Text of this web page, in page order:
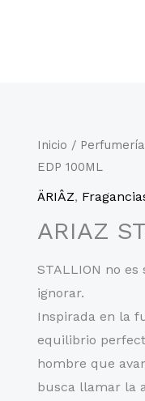
Inicio / Perfumería
EDP 100ML
ÄRIÂZ,
ARIAZ
STALLION no
ignorar.
Inspirada en la
equilibrio
hombre que
busca llamar la